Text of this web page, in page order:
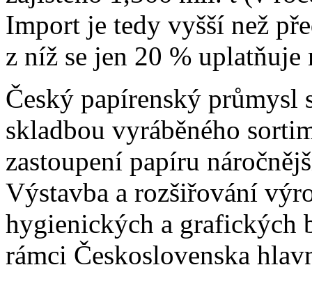
Import je tedy vyšší než
z níž se jen 20 % uplatňuje
Český papírenský průmysl
skladbou vyráběného
zastoupení papíru
Výstavba a rozšiřování
hygienických a grafických
rámci Československa